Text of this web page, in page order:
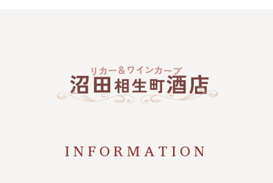
INFORMATION